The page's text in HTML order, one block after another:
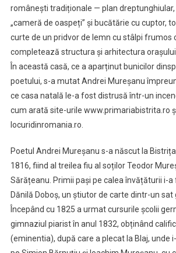
românești tradiționale — plan dreptunghiular,
„cameră de oaspeți” și bucătărie cu cuptor,
curte de un pridvor de lemn cu stâlpi frumos
completează structura și arhitectura orașului
În această casă, ce a aparținut bunicilor
poetului, s-a mutat Andrei Mureșanu
ce casa natală le-a fost distrusă într-un
cum arată site-urile www.primariabistrita.ro
locuridinromania.ro.
Poetul Andrei Mureșanu s-a născut la
1816, fiind al treilea fiu al soților Teodor
Sărățeanu. Primii pași pe calea învățăturii i-
Dănilă Doboș, un știutor de carte dintr-un sat
Începând cu 1825 a urmat cursurile școlii
gimnaziul piarist în anul 1832, obținând
(eminentia), după care a plecat la Blaj, unde